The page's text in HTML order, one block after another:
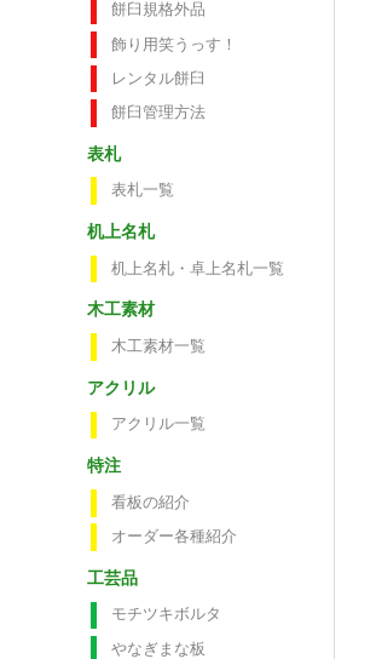
餅臼規格外品
飾り用笑うっす！
レンタル餅臼
餅臼管理方法
表札
表札一覧
机上名札
机上名札・卓上名札一覧
木工素材
木工素材一覧
アクリル
アクリル一覧
特注
看板の紹介
オーダー各種紹介
工芸品
モチツキボルタ
やなぎまな板